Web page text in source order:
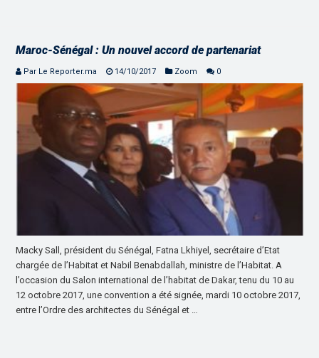
Maroc-Sénégal : Un nouvel accord de partenariat
Par Le Reporter.ma 14/10/2017 Zoom 0
Macky Sall, président du Sénégal, Fatna Lkhiyel, secrétaire d’Etat
chargée de l’Habitat et Nabil Benabdallah, ministre de l’Habitat. A
l’occasion du Salon international de l’habitat de Dakar, tenu du 10 au
12 octobre 2017, une convention a été signée, mardi 10 octobre 2017,
entre l’Ordre des architectes du Sénégal et …